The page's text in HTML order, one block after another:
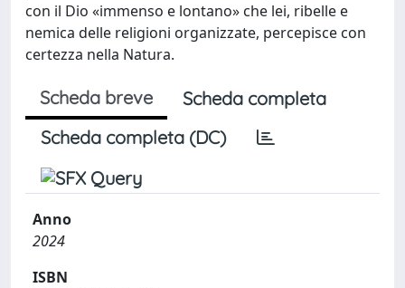
con il Dio «immenso e lontano» che lei, ribelle e
nemica delle religioni organizzate, percepisce con
certezza nella Natura.
Scheda breve
Scheda completa
Scheda completa (DC)
Anno
2024
ISBN